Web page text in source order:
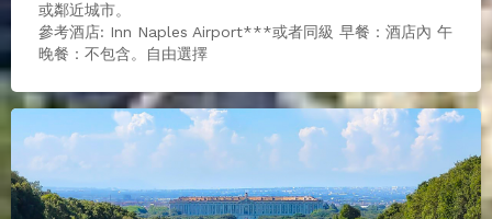
或鄰近城市。
參考酒店: Inn Naples Airport***或者同級 早餐：酒店內 午
晚餐：不包含。自由選擇